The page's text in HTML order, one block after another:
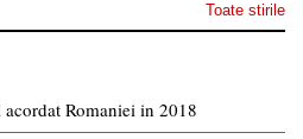
Toate stirile
Romaniei in 2018